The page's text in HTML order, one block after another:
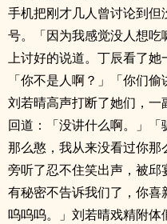
手机把刚才几人曾讨论到
号。「因为我感觉没人想
上讨好的说道。丁辰看了她
「你不是人啊？」「你们
刘若晴高声打断了她们，
回道：「没讲什么啊。」
那么憨，我从来没看过你
旁听了忍不住笑出声，被
有秘密不告诉我们了，你喜
呜呜呜。」刘若晴戏精附